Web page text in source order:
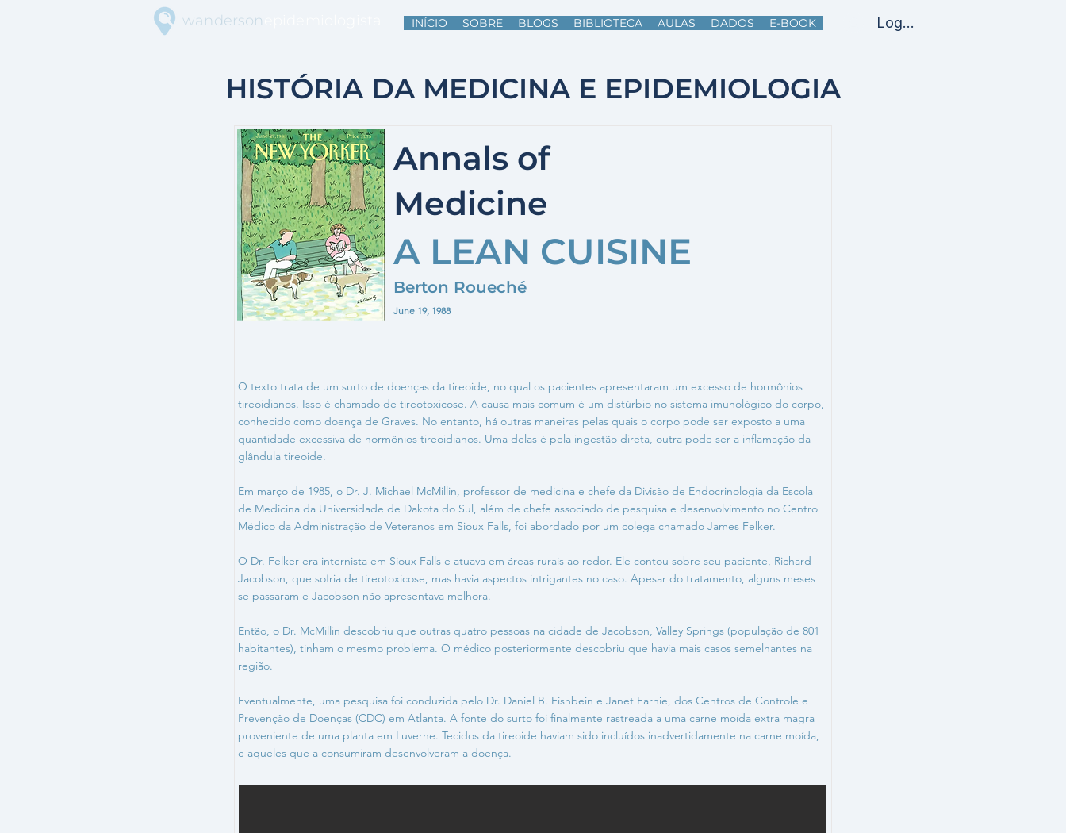
wanderson INÍCIO SOBRE BLOGS BIBLIOTECA AULAS DADOS E-BOOK Log In
HISTÓRIA DA MEDICINA E EPIDEMIOLOGIA
Annals of
Medicine
A LEAN CUISINE
Berton Roueché
June 19, 1988
O texto trata de um surto de doenças da tireoide, no qual os pacientes apresentaram um excesso de hormônios
tireoidianos. Isso é chamado de tireotoxicose. A causa mais comum é um distúrbio no sistema imunológico do corpo,
conhecido como doença de Graves. No entanto, há outras maneiras pelas quais o corpo pode ser exposto a uma
quantidade excessiva de hormônios tireoidianos. Uma delas é pela ingestão direta, outra pode ser a inflamação da
glândula tireoide.
Em março de 1985, o Dr. J. Michael McMillin, professor de medicina e chefe da Divisão de Endocrinologia da Escola
de Medicina da Universidade de Dakota do Sul, além de chefe associado de pesquisa e desenvolvimento no Centro
Médico da Administração de Veteranos em Sioux Falls, foi abordado por um colega chamado James Felker.
O Dr. Felker era internista em Sioux Falls e atuava em áreas rurais ao redor. Ele contou sobre seu paciente, Richard
Jacobson, que sofria de tireotoxicose, mas havia aspectos intrigantes no caso. Apesar do tratamento, alguns meses
se passaram e Jacobson não apresentava melhora.
Então, o Dr. McMillin descobriu que outras quatro pessoas na cidade de Jacobson, Valley Springs (população de 801
habitantes), tinham o mesmo problema. O médico posteriormente descobriu que havia mais casos semelhantes na
região.
Eventualmente, uma pesquisa foi conduzida pelo Dr. Daniel B. Fishbein e Janet Farhie, dos Centros de Controle e
Prevenção de Doenças (CDC) em Atlanta. A fonte do surto foi finalmente rastreada a uma carne moída extra magra
proveniente de uma planta em Luverne. Tecidos da tireoide haviam sido incluídos inadvertidamente na carne moída,
e aqueles que a consumiram desenvolveram a doença.